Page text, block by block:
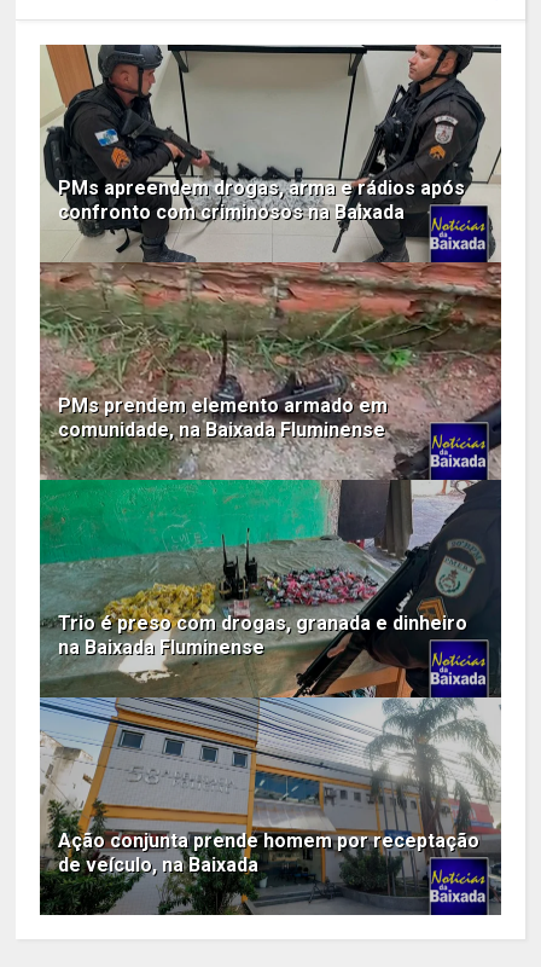
PMs apreendem drogas, arma e rádios após
confronto com criminosos na Baixada
PMs prendem elemento armado em
comunidade, na Baixada Fluminense
Trio é preso com drogas, granada e dinheiro
na Baixada Fluminense
Ação conjunta prende homem por receptação
de veículo, na Baixada